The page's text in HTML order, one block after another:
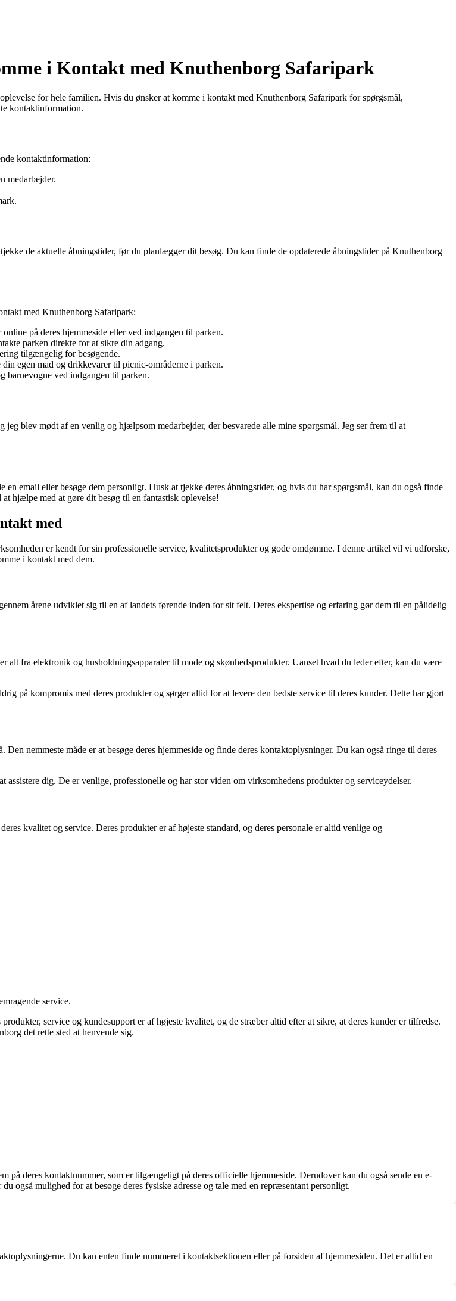
i Kontakt med Knuthenborg Safaripark
for hele familien. Hvis du ønsker at komme i kontakt med Knuthenborg Safaripark for spørgsmål,
kontaktinformation.
kontaktinformation:
medarbejder.
de aktuelle åbningstider, før du planlægger dit besøg. Du kan finde de opdaterede åbningstider på Knuthenborg
med Knuthenborg Safaripark:
på deres hjemmeside eller ved indgangen til parken.
parken direkte for at sikre din adgang.
tilgængelig for besøgende.
egen mad og drikkevarer til picnic-områderne i parken.
barnevogne ved indgangen til parken.
blev mødt af en venlig og hjælpsom medarbejder, der besvarede alle mine spørgsmål. Jeg ser frem til at
email eller besøge dem personligt. Husk at tjekke deres åbningstider, og hvis du har spørgsmål, kan du også finde
hjælpe med at gøre dit besøg til en fantastisk oplevelse!
med
er kendt for sin professionelle service, kvalitetsprodukter og gode omdømme. I denne artikel vil vi udforske,
i kontakt med dem.
årene udviklet sig til en af landets førende inden for sit felt. Deres ekspertise og erfaring gør dem til en pålidelig
fra elektronik og husholdningsapparater til mode og skønhedsprodukter. Uanset hvad du leder efter, kan du være
på kompromis med deres produkter og sørger altid for at levere den bedste service til deres kunder. Dette har gjort
nemmeste måde er at besøge deres hjemmeside og finde deres kontaktoplysninger. Du kan også ringe til deres
dig. De er venlige, professionelle og har stor viden om virksomhedens produkter og serviceydelser.
kvalitet og service. Deres produkter er af højeste standard, og deres personale er altid venlige og
service.
service og kundesupport er af højeste kvalitet, og de stræber altid efter at sikre, at deres kunder er tilfredse.
det rette sted at henvende sig.
deres kontaktnummer, som er tilgængeligt på deres officielle hjemmeside. Derudover kan du også sende en e-
også mulighed for at besøge deres fysiske adresse og tale med en repræsentant personligt.
Du kan enten finde nummeret i kontaktsektionen eller på forsiden af hjemmesiden. Det er altid en